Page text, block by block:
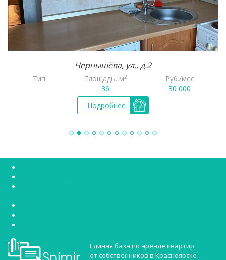
Чернышёва, ул., д.2
Тип Площадь, м2
36
Руб./мес
30 000
Подробнее
Единая база по аренде квартир
от собственников в Красноярске